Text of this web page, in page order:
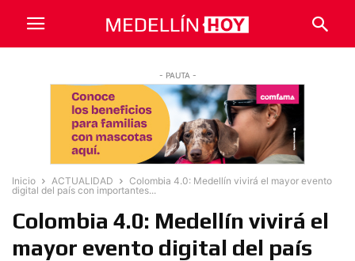
- PAUTA -
Inicio ACTUALIDAD
Colombia 4.0: Medellín vivirá el mayor evento
digital del país con importantes...
Colombia 4.0: Medellín vivirá el
mayor evento digital del país